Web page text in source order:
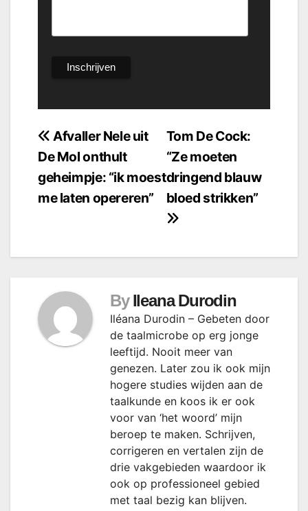
Bericht
navigatie
Tom De Cock:
“Ze moeten
dringend blauw
bloed strikken”
Afvaller Nele uit
De Mol onthult
geheimpje: “ik moest
me laten opereren”
By Ileana Durodin
Iléana Durodin – Gebeten door
de taalmicrobe op erg jonge
leeftijd. Nooit meer van
genezen. Later zou ik ook mijn
hogere studies wijden aan de
taalkunde en koos ik er ook
voor van ‘het woord’ mijn
beroep te maken. Schrijven,
corrigeren en vertalen zijn de
drie vakgebieden waardoor ik
ook op professioneel gebied
met taal bezig kan blijven.